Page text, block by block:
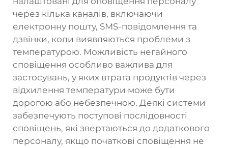
через кілька каналів, включаючи
електронну пошту, SMS-повідомлення та
дзвінки, коли виявляються проблеми з
температурою. Можливість негайного
сповіщення особливо важлива для
застосувань, у яких втрата продуктів через
відхилення температури може бути
дорогою або небезпечною. Деякі системи
забезпечують поступові послідовності
сповіщень, які звертаються до додаткового
персоналу, якщо початкові сповіщення не